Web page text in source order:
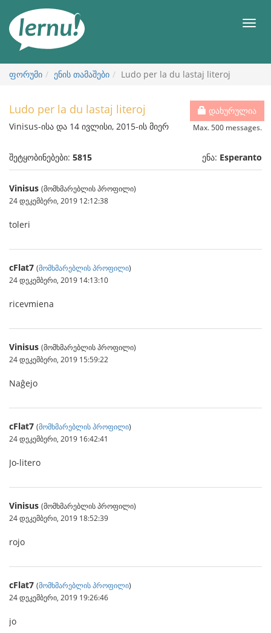
ნახვა
მენიუ
ფორუმი ენის თამაშები Ludo per la du lastaj literoj
დახურულია
Max. 500 messages.
Ludo per la du lastaj literoj
Vinisus-ისა და 14 ივლისი, 2015-ის მიერ
შეტყობინებები: 5815 ენა: Esperanto
Vinisus (მომხმარებლის პროფილი)
24 დეკემბერი, 2019 12:12:38
toleri
cFlat7 (მომხმარებლის პროფილი)
24 დეკემბერი, 2019 14:13:10
ricevmiena
Vinisus (მომხმარებლის პროფილი)
24 დეკემბერი, 2019 15:59:22
Naĝejo
cFlat7 (მომხმარებლის პროფილი)
24 დეკემბერი, 2019 16:42:41
Jo-litero
Vinisus (მომხმარებლის პროფილი)
24 დეკემბერი, 2019 18:52:39
rojo
cFlat7 (მომხმარებლის პროფილი)
24 დეკემბერი, 2019 19:26:46
jo